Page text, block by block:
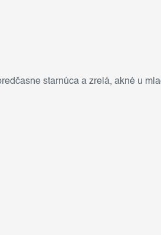
starnúca a zrelá, akné u